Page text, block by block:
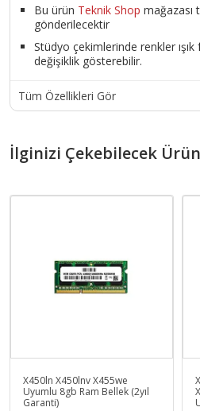
Bu ürün Teknik Shop mağazası
gönderilecektir
Stüdyo çekimlerinde renkler ışık
değişiklik gösterebilir.
Tüm Özellikleri Gör
İlginizi Çekebilecek
X450ln X450lnv X455we
Uyumlu 8gb Ram Bellek (2yıl
Garanti)